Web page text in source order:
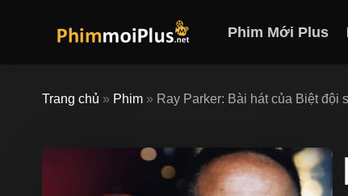
Phim Mới Plus
Trang chủ » Phim » Ray Parker: Bài hát của Biệt đội